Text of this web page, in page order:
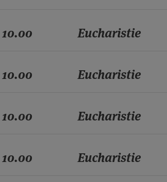
10.00 Eucharistie
10.00 Eucharistie
10.00 Eucharistie
10.00 Eucharistie